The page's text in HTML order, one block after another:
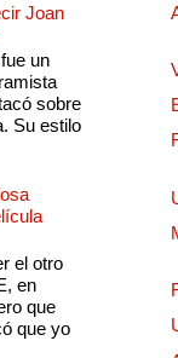
Joan
un
sobre
Su estilo
el otro
en
que
que yo